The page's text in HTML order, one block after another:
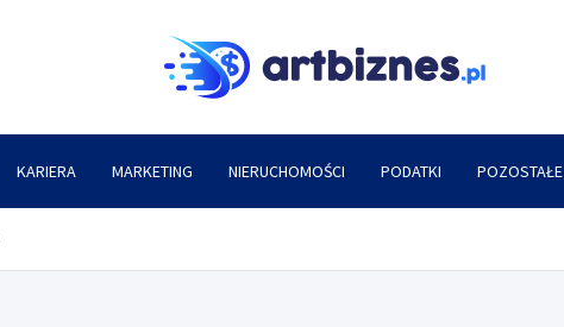
KARIERA MARKETING NIERUCHOMOŚCI PODATKI POZOSTAŁE